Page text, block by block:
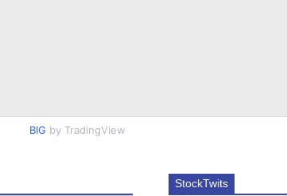
BIG by TradingView
StockTwits